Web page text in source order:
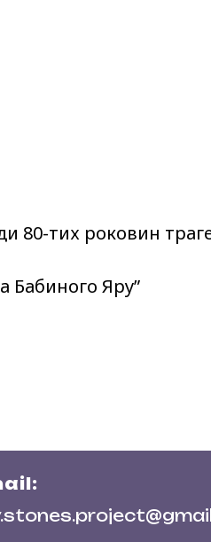
80-тих роковин
Бабиного Яру”